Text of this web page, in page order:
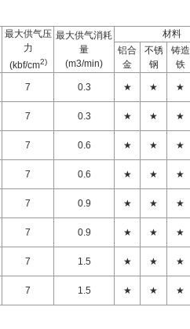
最大供气压
力
(kbf/cm2)
最大供气消耗
量
(m3/min)
材料
铝合
金
不锈
钢
铸造
铁
7 0.3 ★ ★ ★
7 0.3 ★ ★ ★
7 0.6 ★ ★ ★
7 0.6 ★ ★ ★
7 0.9 ★ ★ ★
7 0.9 ★ ★ ★
7 1.5 ★ ★ ★
7 1.5 ★ ★ ★